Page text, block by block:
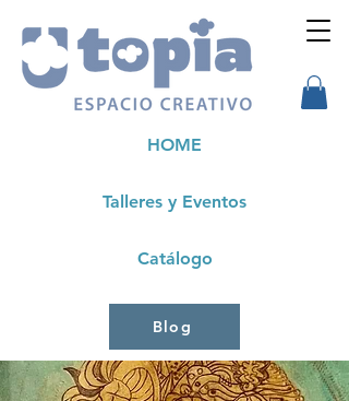
Talleres y Eventos
HOME
Catálogo
Blog